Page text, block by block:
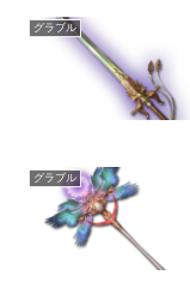
グラブル
グラブル